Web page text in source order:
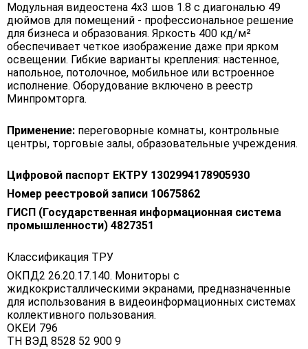
Модульная видеостена 4x3 шов 1.8 с диагональю 49
дюймов для помещений - профессиональное решение
для бизнеса и образования. Яркость 400 кд/м²
обеспечивает четкое изображение даже при ярком
освещении. Гибкие варианты крепления: настенное,
напольное, потолочное, мобильное или встроенное
исполнение. Оборудование включено в реестр
Минпромторга.
Применение: переговорные комнаты, контрольные
центры, торговые залы, образовательные учреждения.
Цифровой паспорт ЕКТРУ 1302994178905930
Номер реестровой записи 10675862
ГИСП (Государственная информационная система
промышленности) 4827351
Классификация ТРУ
ОКПД2 26.20.17.140. Мониторы с
жидкокристаллическими экранами, предназначенные
для использования в видеоинформационных системах
коллективного пользования.
ОКЕИ 796
ТН ВЭД 8528 52 900 9